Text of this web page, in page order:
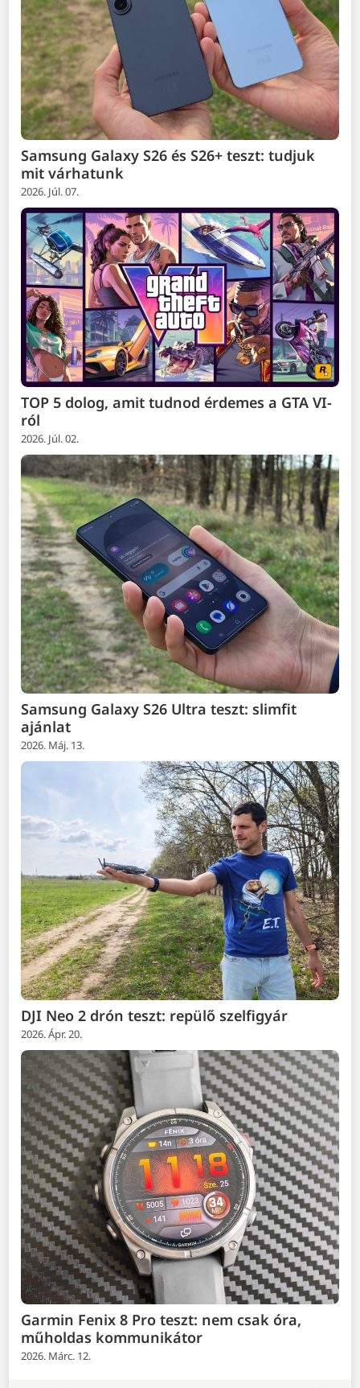
Samsung Galaxy S26 és S26+ teszt: tudjuk
mit várhatunk
2026. Júl. 07.
TOP 5 dolog, amit tudnod érdemes a GTA VI-
ról
2026. Júl. 02.
Samsung Galaxy S26 Ultra teszt: slimfit
ajánlat
2026. Máj. 13.
DJI Neo 2 drón teszt: repülő szelfigyár
2026. Ápr. 20.
Garmin Fenix 8 Pro teszt: nem csak óra,
műholdas kommunikátor
2026. Márc. 12.